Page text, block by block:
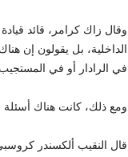
وقال زاك كرامر، قائد
في الرادار أو في
ومع ذلك، كانت هناك أسئلة
قال النقيب ألكسندر